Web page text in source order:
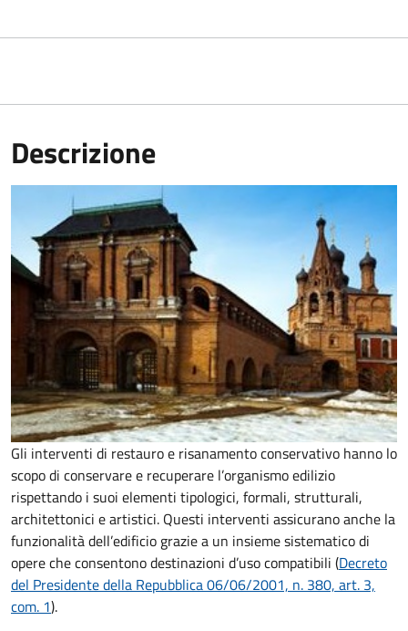
Descrizione
Gli interventi di restauro e risanamento conservativo hanno lo
scopo di conservare e recuperare l’organismo edilizio
rispettando i suoi elementi tipologici, formali, strutturali,
architettonici e artistici. Questi interventi assicurano anche la
funzionalità dell’edificio grazie a un insieme sistematico di
opere che consentono destinazioni d’uso compatibili (Decreto
del Presidente della Repubblica 06/06/2001, n. 380, art. 3,
com. 1).